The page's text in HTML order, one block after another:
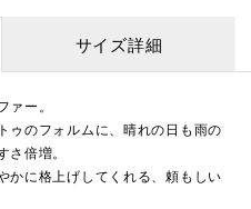
サイズ詳細
ー。
ゥのフォルムに、晴れの日も雨の
さ倍増。
かに格上げしてくれる、頼もしい